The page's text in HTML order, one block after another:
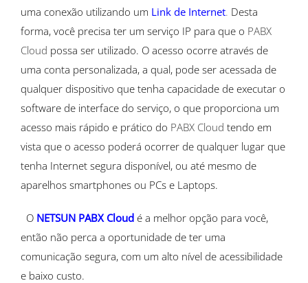
uma conexão utilizando um Link de Internet. Desta
forma, você precisa ter um serviço IP para que o PABX
Cloud possa ser utilizado. O acesso ocorre através de
uma conta personalizada, a qual, pode ser acessada de
qualquer dispositivo que tenha capacidade de executar o
software de interface do serviço, o que proporciona um
acesso mais rápido e prático do PABX Cloud tendo em
vista que o acesso poderá ocorrer de qualquer lugar que
tenha Internet segura disponível, ou até mesmo de
aparelhos smartphones ou PCs e Laptops.
O NETSUN PABX Cloud é a melhor opção para você,
então não perca a oportunidade de ter uma
comunicação segura, com um alto nível de acessibilidade
e baixo custo.